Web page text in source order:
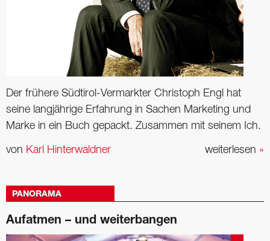
Der frühere Südtirol-Vermarkter Christoph Engl hat
seine langjährige Erfahrung in Sachen Marketing und
Marke in ein Buch gepackt. Zusammen mit seinem Ich.
weiterlesen »
von Karl Hinterwaldner
PANORAMA
Aufatmen – und weiterbangen